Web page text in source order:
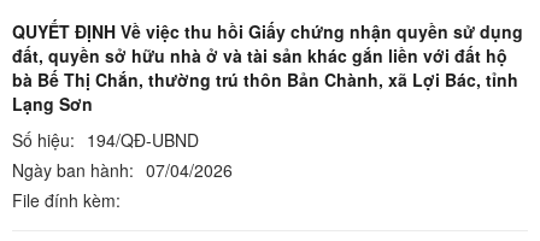
QUYẾT ĐỊNH Về việc thu hồi Giấy chứng nhận quyền sử dụng
đất, quyền sở hữu nhà ở và tài sản khác gắn liền với đất hộ
bà Bế Thị Chắn, thường trú thôn Bản Chành, xã Lợi Bác, tỉnh
Lạng Sơn
Số hiệu: 194/QĐ-UBND
Ngày ban hành: 07/04/2026
File đính kèm: